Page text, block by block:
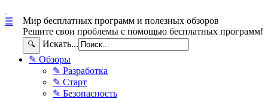
Мир бесплатных программ и полезных обзоров
Решите свои проблемы с помощью бесплатных программ!
🔍 Искать...
☰
✎ Обзоры
✎ Разработка
✎ Старт
✎ Безопасность